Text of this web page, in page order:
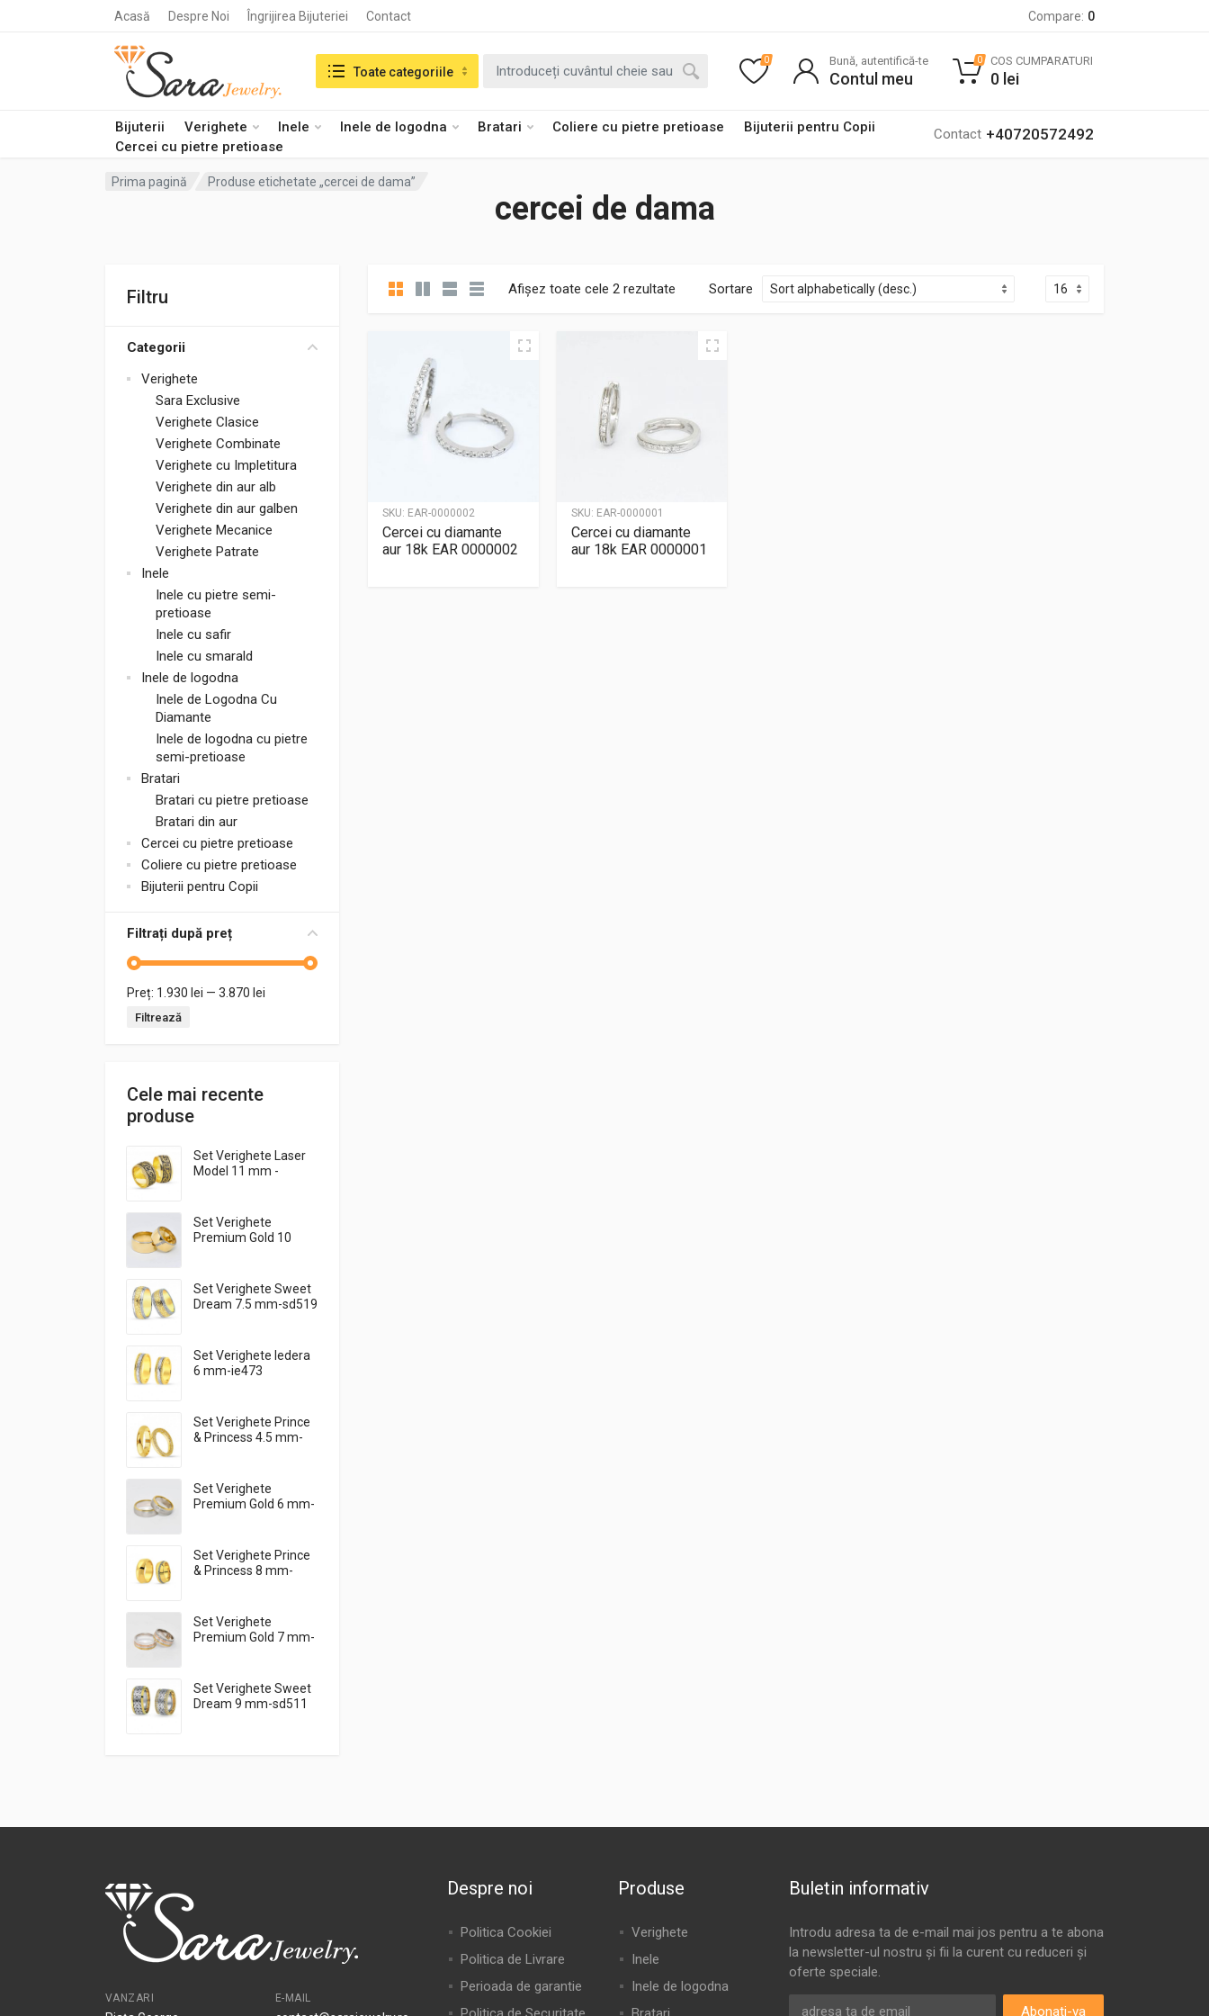
Acasă Despre Noi Îngrijirea Bijuteriei Contact Compare: 0
Bijuterii Verighete Inele Inele de logodna Bratari Coliere cu pietre pretioase
Bijuterii pentru Copii
Cercei cu pietre pretioase
Contact +40720572492
Search in:Toate categoriile
0 Bună, autentifică-te
Contul meu
0 COS CUMPARATURI
0 lei
Prima pagină Produse etichetate „cercei de dama”
cercei de dama
Filtru
Categorii
Verighete
Sara Exclusive
Verighete Clasice
Verighete Combinate
Verighete cu Impletitura
Verighete din aur alb
Verighete din aur galben
Verighete Mecanice
Verighete Patrate
Inele
Inele cu pietre semi-
pretioase
Inele cu safir
Inele cu smarald
Inele de logodna
Inele de Logodna Cu
Diamante
Inele de logodna cu pietre
semi-pretioase
Bratari
Bratari cu pietre pretioase
Bratari din aur
Cercei cu pietre pretioase
Coliere cu pietre pretioase
Bijuterii pentru Copii
Filtrați după preț
Preț minim
Preț maxim
Filtrează
Preț: 1.930 lei — 3.870 lei
Cele mai recente
produse
Set Verighete Laser
Model 11 mm -
Set Verighete
Premium Gold 10
Set Verighete Sweet
Dream 7.5 mm-sd519
Set Verighete Iedera
6 mm-ie473
Set Verighete Prince
& Princess 4.5 mm-
Set Verighete
Premium Gold 6 mm-
Set Verighete Prince
& Princess 8 mm-
Set Verighete
Premium Gold 7 mm-
Set Verighete Sweet
Dream 9 mm-sd511
Afișez toate cele 2 rezultate Sortare
SKU: EAR-0000002
Cercei cu diamante
aur 18k EAR 0000002
SKU: EAR-0000001
Cercei cu diamante
aur 18k EAR 0000001
VANZARI E-MAIL
Despre noi
Politica Cookiei
Politica de Livrare
Perioada de garantie
Produse
Verighete
Inele
Inele de logodna
Buletin informativ
Introdu adresa ta de e-mail mai jos pentru a te abona
la newsletter-ul nostru și fii la curent cu reduceri și
oferte speciale.
Abonati-va